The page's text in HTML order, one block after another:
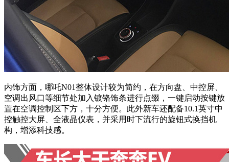
内饰方面，哪吒N01整体设计较为简约，在方向盘、中控屏、
空调出风口等细节处加入镀铬饰条进行点缀，一键启动按键放
置在空调控制区下方，十分方便。此外新车还配备10.1英寸中
控触控大屏、全液晶仪表，并采用时下流行的旋钮式换挡机
构，增添科技感。